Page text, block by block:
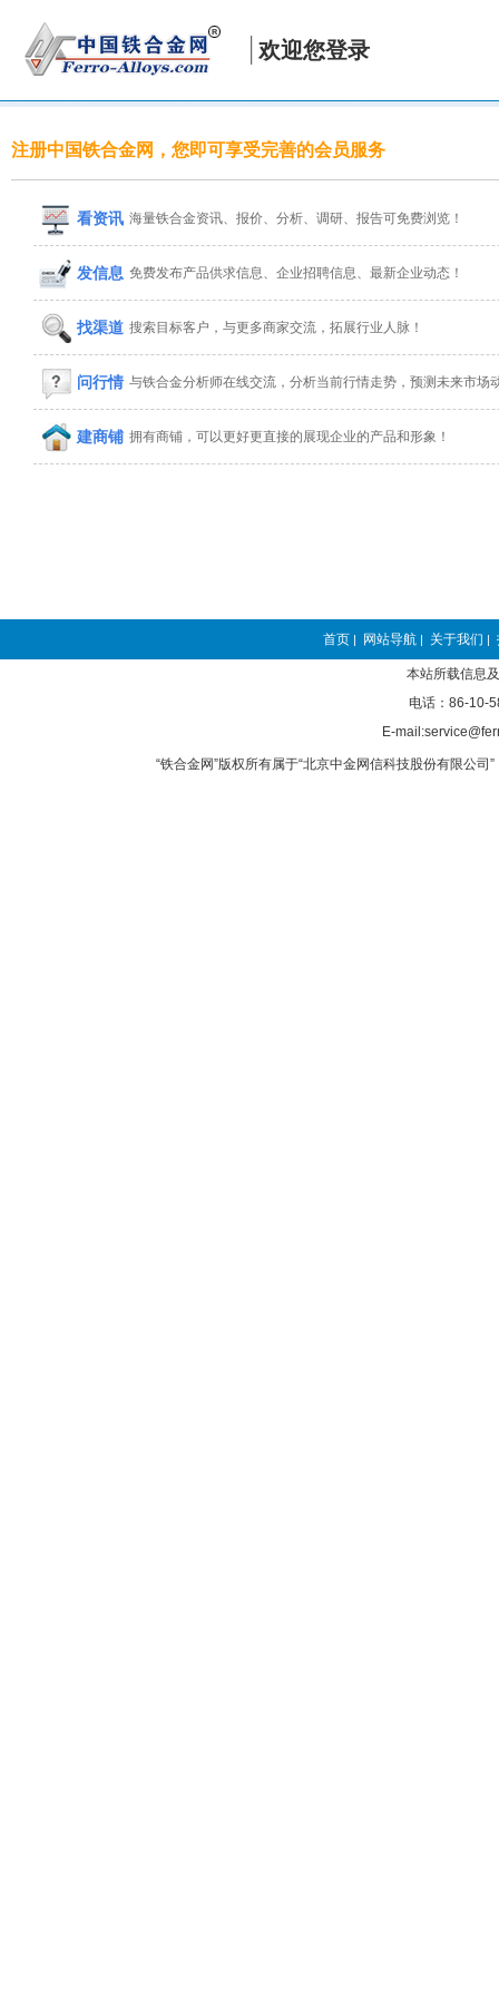
欢迎您登录
注册中国铁合金网，您即可享受完善的会员服务
看资讯 海量铁合金资讯、报价、分析、调研、报告可免费浏览！
发信息 免费发布产品供求信息、企业招聘信息、最新企业动态！
找渠道 搜索目标客户，与更多商家交流，拓展行业人脉！
问行情 与铁合金分析师在线交流，分析当前行情走势，预测未来市场
建商铺 拥有商铺，可以更好更直接的展现企业的产品和形象！
首页 | 网站导航 | 关于我们 |
本站所载信息
电话：86-10-
E-
“铁合金网”版权所有属于“北京中金网信科技股份有限公司